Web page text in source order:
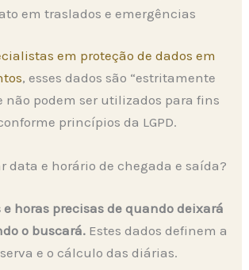
em traslados e emergências
em proteção de dados em
, esses dados são “estritamente
não podem ser utilizados para fins
princípios da LGPD.
data e horário de chegada e saída?
horas precisas de quando deixará
o buscará. Estes dados definem a
e o cálculo das diárias.